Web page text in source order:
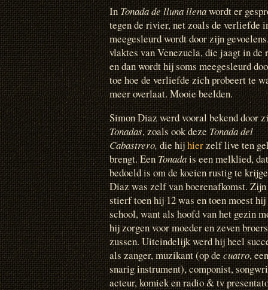
InTonada de lluna llenawordt er
tegen de rivier, net zoals de verliefde
meegesleurd wordt door zijn
vlaktes van Venezuela, die jaagt in
en dan wordt hij soms meegesleurd
toe hoe de verliefde zich probeert te
meer overlaat. Mooie beelden.
Simon Diaz werd vooral bekend door
Tonadas, zoals ook dezeTonada del
Cabastrero,die hijhierzelf live ten
brengt. EenTonadais een melklied, dat
bedoeld is om de koeien rustig te
Diaz was zelf van boerenafkomst.
stierf toen hij 12 was en toen moest hij
school, want als hoofd van het gezin
hij zorgen voor moeder en zeven
zussen. Uiteindelijk werd hij heel
als zanger, muzikant (op decuatro,
snarig instrument), componist,
acteur, komiek en radio & tv